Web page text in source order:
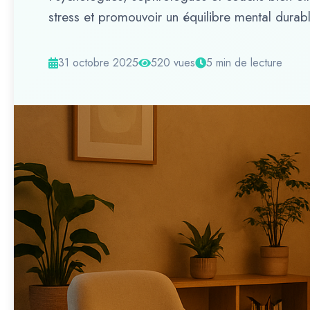
stress et promouvoir un équilibre mental
31 octobre 2025 520 vues 5 min de lecture